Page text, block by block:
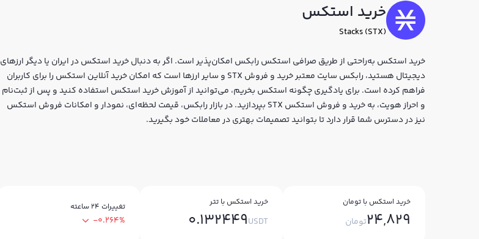
خرید استکس
Stacks (STX)
خرید استکس به‌راحتی از طریق صرافی استکس رابکس امکان‌پذیر است. اگر به دنبال خرید استکس در ایران یا دیگر ارزهای
دیجیتال هستید، رابکس سایت معتبر خرید و فروش STX و سایر ارزها است که امکان خرید آنلاین استکس را برای کاربران
فراهم کرده است. برای یادگیری چگونه استکس بخریم، می‌توانید از آموزش خرید استکس استفاده کنید و پس از ثبت‌نام
و احراز هویت، به خرید و فروش استکس STX بپردازید. در بازار رابکس، قیمت لحظه‌ای، نمودار و امکانات فروش استکس
نیز در دسترس شما قرار دارد تا بتوانید تصمیمات بهتری در معاملات خود بگیرید.
خرید استکس با تومان
24,829تومان
خرید استکس با تتر
0.132449USDT
تغییرات ۲۴ ساعته
-0.264%